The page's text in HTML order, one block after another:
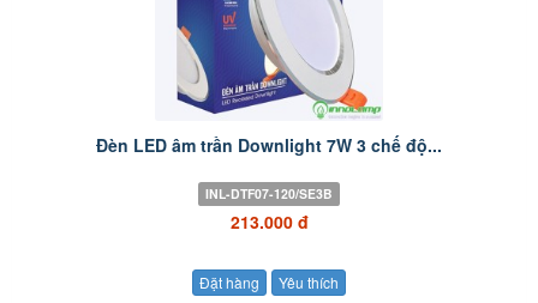
Đèn LED âm trần Downlight 7W 3 chế độ...
INL-DTF07-120/SE3B
213.000 đ
Đặt hàng Yêu thích